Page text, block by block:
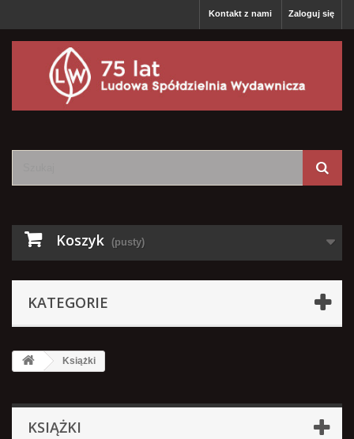
Zaloguj się
Kontakt z nami
Koszyk (pusty)
KATEGORIE
Książki
KSIĄŻKI